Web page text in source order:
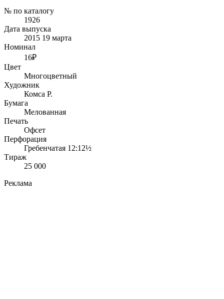
№ по каталогу
1926
Дата выпуска
2015 19 марта
Номинал
16₽
Цвет
Многоцветный
Художник
Комса Р.
Бумага
Мелованная
Печать
Офсет
Перфорация
Гребенчатая 12:12½
Тираж
25 000
Реклама